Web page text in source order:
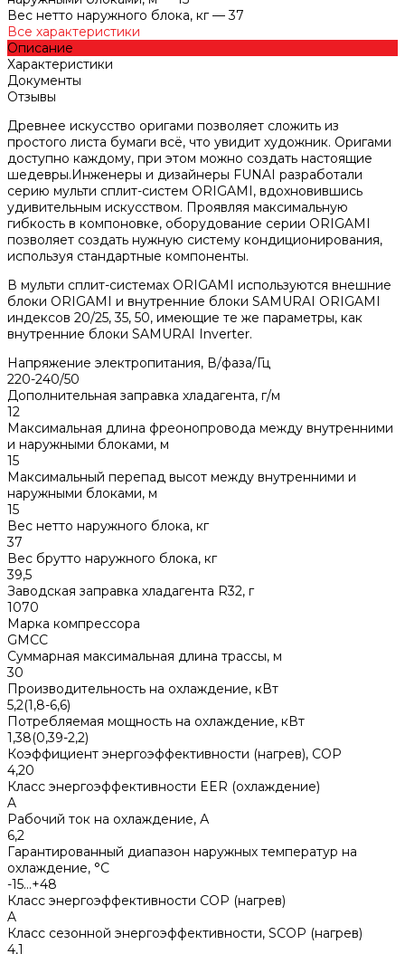
Вес нетто наружного блока, кг — 37
Все характеристики
Описание
Характеристики
Документы
Отзывы
Древнее искусство оригами позволяет сложить из
простого листа бумаги всё, что увидит художник. Оригами
доступно каждому, при этом можно создать настоящие
шедевры.Инженеры и дизайнеры FUNAI разработали
серию мульти сплит-систем ORIGAMI, вдохновившись
удивительным искусством. Проявляя максимальную
гибкость в компоновке, оборудование серии ORIGAMI
позволяет создать нужную систему кондиционирования,
используя стандартные компоненты.
В мульти сплит-системах ORIGAMI используются внешние
блоки ORIGAMI и внутренние блоки SAMURAI ORIGAMI
индексов 20/25, 35, 50, имеющие те же параметры, как
внутренние блоки SAMURAI Inverter.
Напряжение электропитания, В/фаза/Гц
220-240/50
Дополнительная заправка хладагента, г/м
12
Максимальная длина фреонопровода между внутренними
и наружными блоками, м
15
Максимальный перепад высот между внутренними и
наружными блоками, м
15
Вес нетто наружного блока, кг
37
Вес брутто наружного блока, кг
39,5
Заводская заправка хладагента R32, г
1070
Марка компрессора
GMCC
Суммарная максимальная длина трассы, м
30
Производительность на охлаждение, кВт
5,2(1,8-6,6)
Потребляемая мощность на охлаждение, кВт
1,38(0,39-2,2)
Коэффициент энергоэффективности (нагрев), COP
4,20
Класс энергоэффективности EER (охлаждение)
A
Рабочий ток на охлаждение, А
6,2
Гарантированный диапазон наружных температур на
охлаждение, °С
-15…+48
Класс энергоэффективности COP (нагрев)
A
Класс сезонной энергоэффективности, SCOP (нагрев)
4,1